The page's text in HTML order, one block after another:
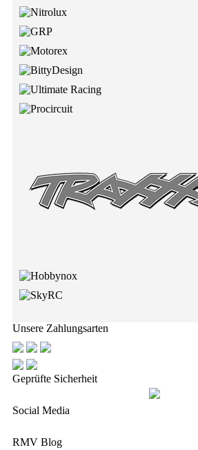
Unsere Zahlungsarten
Geprüfte Sicherheit
Social Media
RMV Blog